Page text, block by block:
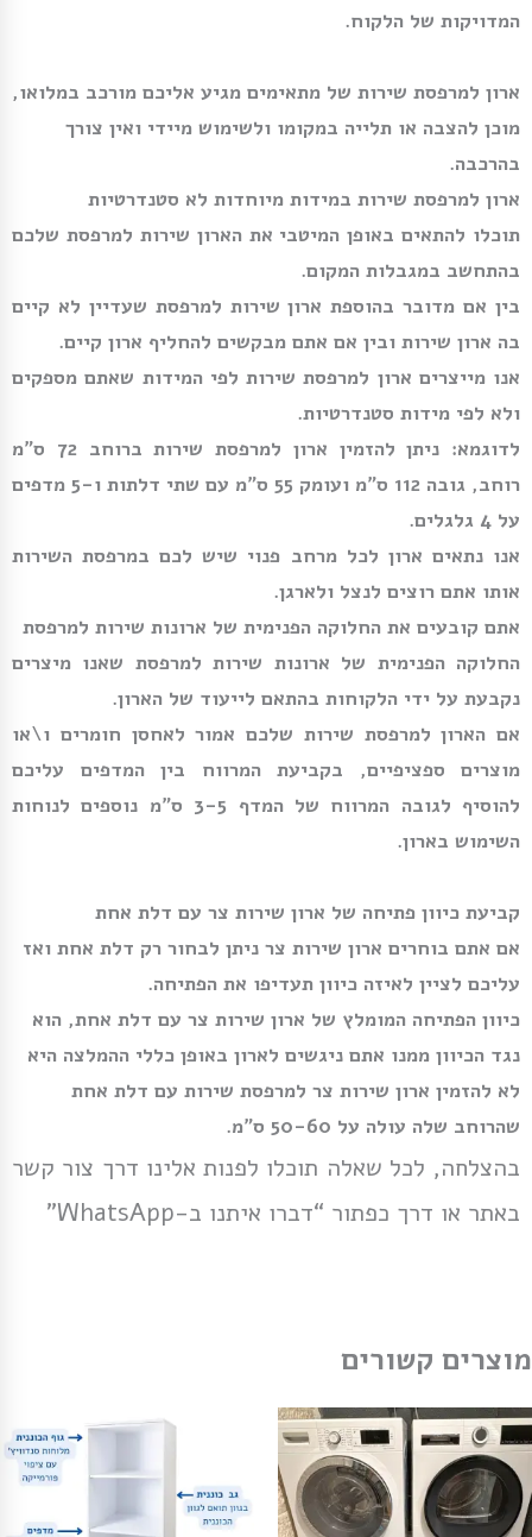
המדויקות של הלקוח.
ארון למרפסת שירות של מתאימים מגיע אליכם מורכב במלואו,
מוכן להצבה או תלייה במקומו ולשימוש מיידי ואין צורך
בהרכבה.
ארון למרפסת שירות במידות מיוחדות לא סטנדרטיות
תוכלו להתאים באופן המיטבי את הארון שירות למרפסת שלכם
בהתחשב במגבלות המקום.
בין אם מדובר בהוספת ארון שירות למרפסת שעדיין לא קיים
בה ארון שירות ובין אם אתם מבקשים להחליף ארון קיים.
אנו מייצרים ארון למרפסת שירות לפי המידות שאתם מספקים
ולא לפי מידות סטנדרטיות.
לדוגמא: ניתן להזמין ארון למרפסת שירות ברוחב 72 ס”מ
רוחב, גובה 112 ס”מ ועומק 55 ס”מ עם שתי דלתות ו-5 מדפים
על 4 גלגלים.
אנו נתאים ארון לכל מרחב פנוי שיש לכם במרפסת השירות
אותו אתם רוצים לנצל ולארגן.
אתם קובעים את החלוקה הפנימית של ארונות שירות למרפסת
החלוקה הפנימית של ארונות שירות למרפסת שאנו מיצרים
נקבעת על ידי הלקוחות בהתאם לייעוד של הארון.
אם הארון למרפסת שירות שלכם אמור לאחסן חומרים ו\או
מוצרים ספציפיים, בקביעת המרווח בין המדפים עליכם
להוסיף לגובה המרווח של המדף 3-5 ס”מ נוספים לנוחות
השימוש בארון.
קביעת כיוון פתיחה של ארון שירות צר עם דלת אחת
אם אתם בוחרים ארון שירות צר ניתן לבחור רק דלת אחת ואז
עליכם לציין לאיזה כיוון תעדיפו את הפתיחה.
כיוון הפתיחה המומלץ של ארון שירות צר עם דלת אחת, הוא
נגד הכיוון ממנו אתם ניגשים לארון באופן כללי ההמלצה היא
לא להזמין ארון שירות צר למרפסת שירות עם דלת אחת
שהרוחב שלה עולה על 50-60 ס”מ.
בהצלחה, לכל שאלה תוכלו לפנות אלינו דרך צור קשר
באתר או דרך כפתור “דברו איתנו ב-WhatsApp”
מוצרים קשורים